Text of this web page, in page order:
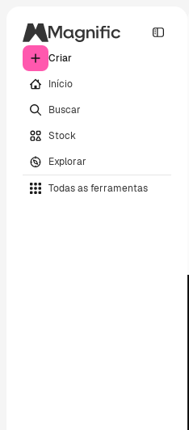
Criar
Início
Buscar
Stock
Explorar
Todas as ferramentas